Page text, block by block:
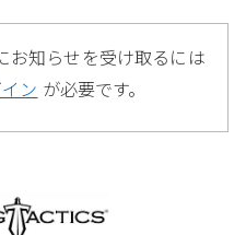
お知らせを受け取るには
ン が必要です。